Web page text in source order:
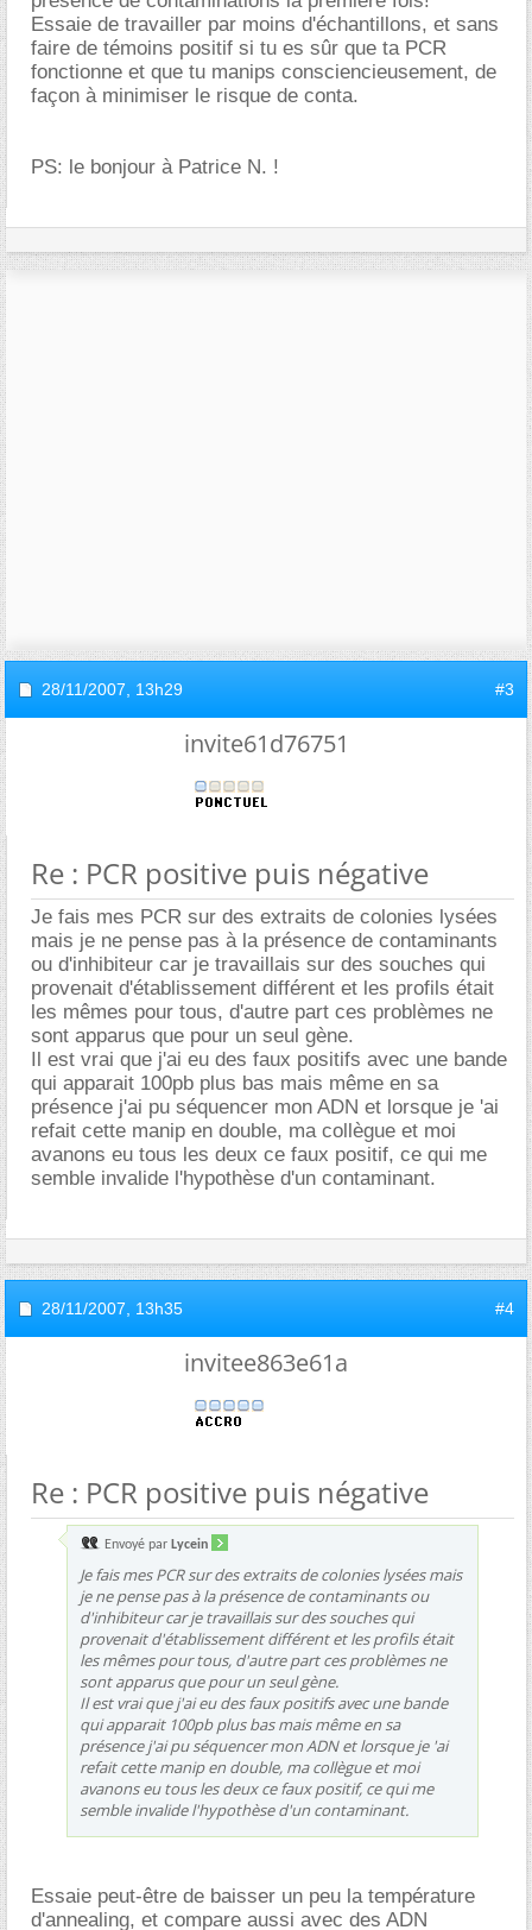
Essaie de travailler par moins d'échantillons, et sans
faire de témoins positif si tu es sûr que ta PCR
fonctionne et que tu manips consciencieusement, de
façon à minimiser le risque de conta.
PS: le bonjour à Patrice N. !
28/11/2007, 13h29 #3
invite61d76751
Re : PCR positive puis négative
Je fais mes PCR sur des extraits de colonies lysées
mais je ne pense pas à la présence de contaminants
ou d'inhibiteur car je travaillais sur des souches qui
provenait d'établissement différent et les profils était
les mêmes pour tous, d'autre part ces problèmes ne
sont apparus que pour un seul gène.
Il est vrai que j'ai eu des faux positifs avec une bande
qui apparait 100pb plus bas mais même en sa
présence j'ai pu séquencer mon ADN et lorsque je 'ai
refait cette manip en double, ma collègue et moi
avanons eu tous les deux ce faux positif, ce qui me
semble invalide l'hypothèse d'un contaminant.
28/11/2007, 13h35 #4
invitee863e61a
Re : PCR positive puis négative
Envoyé par Lycein
Je fais mes PCR sur des extraits de colonies lysées mais
je ne pense pas à la présence de contaminants ou
d'inhibiteur car je travaillais sur des souches qui
provenait d'établissement différent et les profils était
les mêmes pour tous, d'autre part ces problèmes ne
sont apparus que pour un seul gène.
Il est vrai que j'ai eu des faux positifs avec une bande
qui apparait 100pb plus bas mais même en sa
présence j'ai pu séquencer mon ADN et lorsque je 'ai
refait cette manip en double, ma collègue et moi
avanons eu tous les deux ce faux positif, ce qui me
semble invalide l'hypothèse d'un contaminant.
Essaie peut-être de baisser un peu la température
d'annealing, et compare aussi avec des ADN